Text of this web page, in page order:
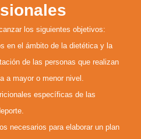
los siguientes objetivos:
en el ámbito de la dietética y la
de las personas que realizan
a mayor o menor nivel.
específicas de las
necesarios para elaborar un plan